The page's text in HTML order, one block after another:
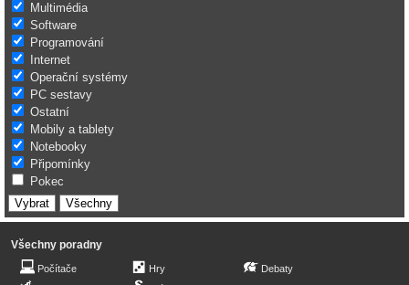
Multimédia
Software
Programování
Internet
Operační systémy
PC sestavy
Ostatní
Mobily a tablety
Notebooky
Připomínky
Pokec
Všechny poradny
Počítače
Hry
Debaty